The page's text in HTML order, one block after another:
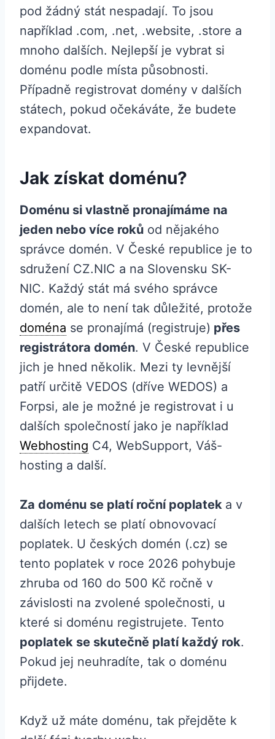
pod žádný stát nespadají. To jsou
například .com, .net, .website, .store a
mnoho dalších. Nejlepší je vybrat si
doménu podle místa působnosti.
Případně registrovat domény v dalších
státech, pokud očekáváte, že budete
expandovat.
Jak získat doménu?
Doménu si vlastně pronajímáme na
jeden nebo více roků od nějakého
správce domén. V České republice je to
sdružení CZ.NIC a na Slovensku SK-
NIC. Každý stát má svého správce
domén, ale to není tak důležité, protože
doména se pronajímá (registruje) přes
registrátora domén. V České republice
jich je hned několik. Mezi ty levnější
patří určitě VEDOS (dříve WEDOS) a
Forpsi, ale je možné je registrovat i u
dalších společností jako je například
Webhosting C4, WebSupport, Váš-
hosting a další.
Za doménu se platí roční poplatek a v
dalších letech se platí obnovovací
poplatek. U českých domén (.cz) se
tento poplatek v roce 2026 pohybuje
zhruba od 160 do 500 Kč ročně v
závislosti na zvolené společnosti, u
které si doménu registrujete. Tento
poplatek se skutečně platí každý rok.
Pokud jej neuhradíte, tak o doménu
přijdete.
Když už máte doménu, tak přejděte k